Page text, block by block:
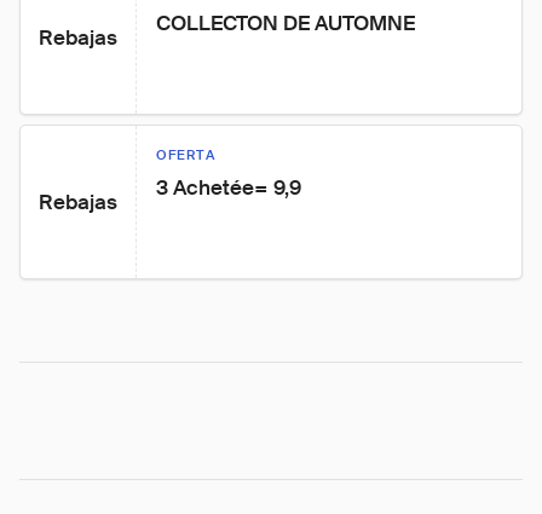
Rebajas
COLLECTON DE AUTOMNE
Rebajas
OFERTA
3 Achetée= 9,9